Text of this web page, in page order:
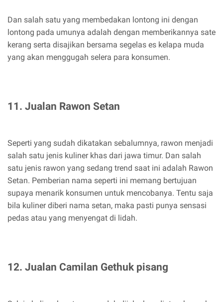
Dan salah satu yang membedakan lontong ini dengan
lontong pada umunya adalah dengan memberikannya sate
kerang serta disajikan bersama segelas es kelapa muda
yang akan menggugah selera para konsumen.
11. Jualan Rawon Setan
Seperti yang sudah dikatakan sebalumnya, rawon menjadi
salah satu jenis kuliner khas dari jawa timur. Dan salah
satu jenis rawon yang sedang trend saat ini adalah Rawon
Setan. Pemberian nama seperti ini memang bertujuan
supaya menarik konsumen untuk mencobanya. Tentu saja
bila kuliner diberi nama setan, maka pasti punya sensasi
pedas atau yang menyengat di lidah.
12. Jualan Camilan Gethuk pisang